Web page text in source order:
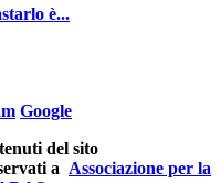
è...
Google
del sito
a Associazione per la